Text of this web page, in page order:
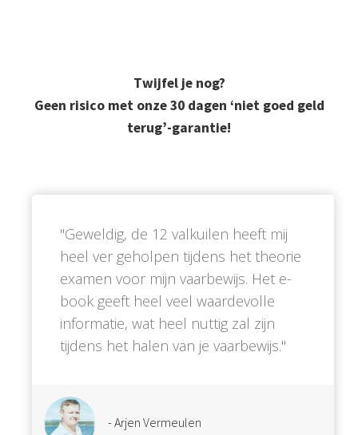
Twijfel je nog?
Geen risico met onze 30 dagen ‘niet goed geld
terug’-garantie!
''Geweldig, de 12 valkuilen heeft mij
heel ver geholpen tijdens het theorie
examen voor mijn vaarbewijs. Het e-
book geeft heel veel waardevolle
informatie, wat heel nuttig zal zijn
tijdens het halen van je vaarbewijs.''
- Arjen Vermeulen